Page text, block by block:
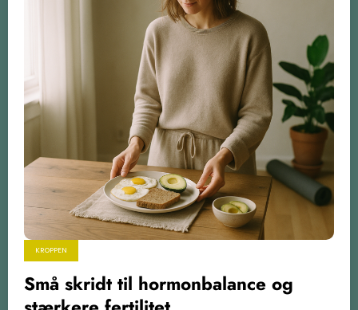
KROPPEN
Små skridt til hormonbalance og